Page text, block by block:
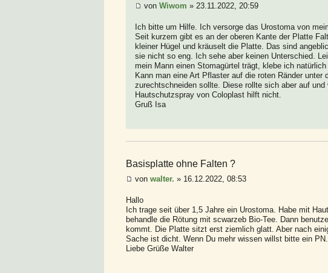
von Wiwom » 23.11.2022, 20:59
Ich bitte um Hilfe. Ich versorge das Urostoma von
Seit kurzem gibt es an der oberen Kante der Platte
kleiner Hügel und kräuselt die Platte. Das sind
sie nicht so eng. Ich sehe aber keinen Unterschied.
mein Mann einen Stomagürtel trägt, klebe ich
Kann man eine Art Pflaster auf die roten Ränder
zurechtschneiden sollte. Diese rollte sich aber auf
Hautschutzspray von Coloplast hilft nicht.
Gruß Isa
Basisplatte ohne Falten ?
von walter. » 16.12.2022, 08:53
Hallo
Ich trage seit über 1,5 Jahre ein Urostoma. Habe mit
behandle die Rötung mit scwarzeb Bio-Tee. Dann
kommt. Die Platte sitzt erst ziemlich glatt. Aber nach
Sache ist dicht. Wenn Du mehr wissen willst bitte ein PN.
Liebe Grüße Walter